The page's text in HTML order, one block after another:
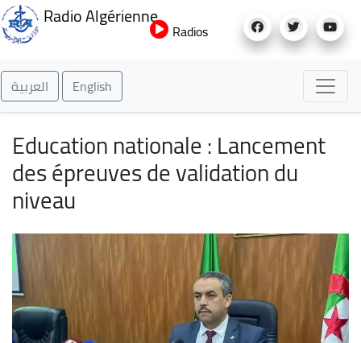
au
Radio Algérienne
Radios
العربية English
Education nationale : Lancement
des épreuves de validation du
niveau